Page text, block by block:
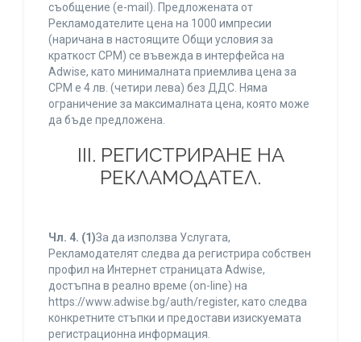
съобщение (e-mail). Предложената от
Рекламодателите цена на 1000 импресии
(наричана в настоящите Общи условия за
краткост CPM) се въвежда в интерфейса на
Adwise, като минималната приемлива цена за
CPM е 4 лв. (четири лева) без ДДС. Няма
ограничение за максималната цена, която може
да бъде предложена.
ІІІ. РЕГИСТРИРАНЕ НА
РЕКЛАМОДАТЕЛ.
Чл. 4. (1)За да използва Услугата,
Рекламодателят следва да регистрира собствен
профил на Интернет страницата Adwise,
достъпна в реално време (on-line) на
https://www.adwise.bg/auth/register, като следва
конкретните стъпки и предостави изискуемата
регистрационна информация.